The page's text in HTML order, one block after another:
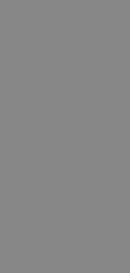
para
de cookies de
cookies de